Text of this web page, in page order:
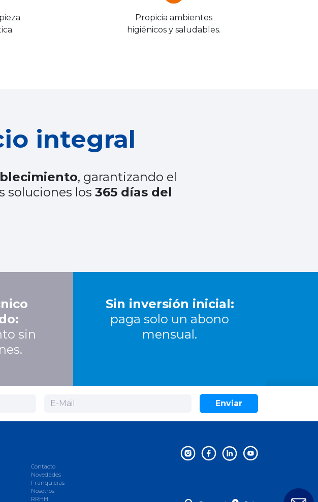
Propicia ambientes
higiénicos y saludables.
integral
, garantizando el
soluciones los 365 días del
sin
Sin inversión inicial:
paga solo un abono
mensual.
Enviar
Contacto
Novedades
Franquicias
Nosotros
RRHH